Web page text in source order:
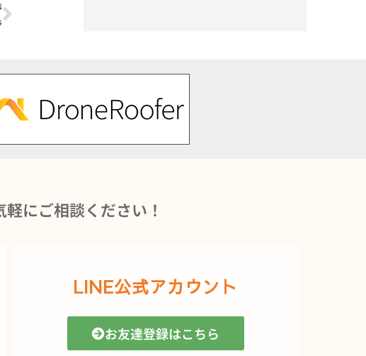
にご相談ください！
LINE公式アカウント
お友達登録はこちら